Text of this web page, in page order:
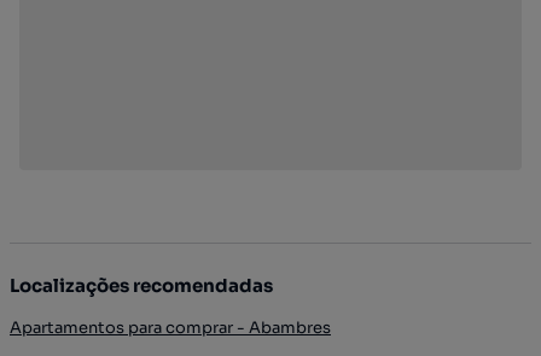
Localizações recomendadas
Apartamentos para comprar - Abambres